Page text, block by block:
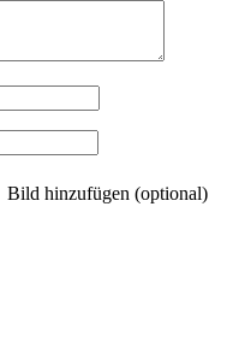
Bild hinzufügen (optional)